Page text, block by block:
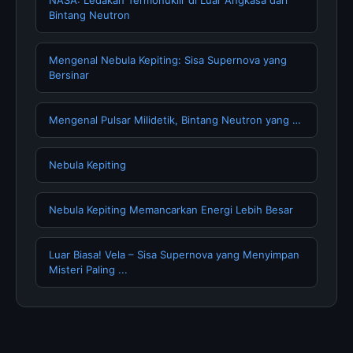
Bintang Neutron
Mengenal Nebula Kepiting: Sisa Supernova yang
Bersinar
Mengenal Pulsar Milidetik, Bintang Neutron yang …
Nebula Kepiting
Nebula Kepiting Memancarkan Energi Lebih Besar
Luar Biasa! Vela – Sisa Supernova yang Menyimpan
Misteri Paling ...